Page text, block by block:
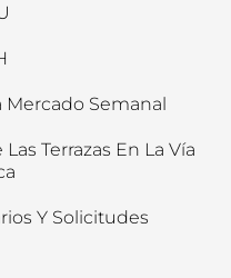
Semanal
Terrazas En La Vía
Y Solicitudes